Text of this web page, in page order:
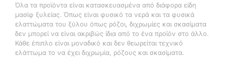
Όλα τα προϊόντα είναι κατασκευασμένα από διάφορα είδη
μασίφ ξυλείας. Όπως είναι φυσικό τα νερά και τα φυσικά
ελαττώματα του ξύλου όπως ρόζοι, διχρωμίες και σκασίματα
δεν μπορεί να είναι ακριβώς ίδια από το ένα προϊόν στο άλλο.
Κάθε έπιπλο είναι μοναδικό και δεν θεωρείται τεχνικό
ελάττωμα το να έχει διχρωμία, ρόζους και σκασίματα.